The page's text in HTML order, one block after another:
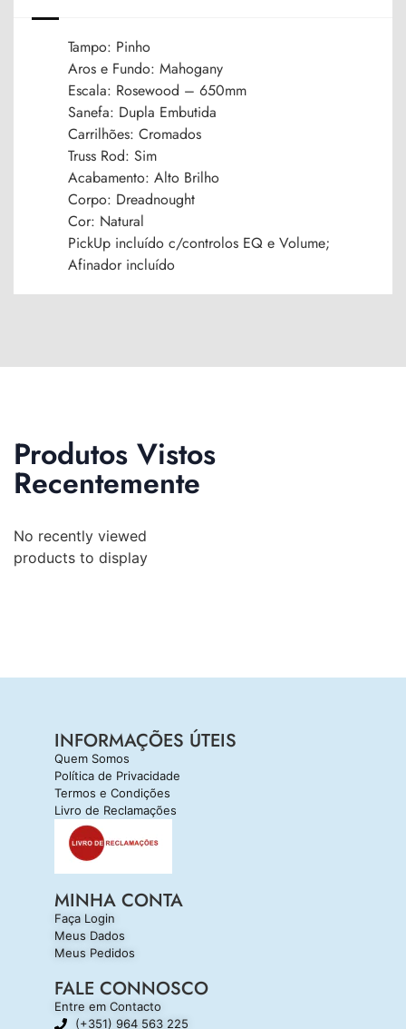
Tampo: Pinho
Aros e Fundo: Mahogany
Escala: Rosewood – 650mm
Sanefa: Dupla Embutida
Carrilhões: Cromados
Truss Rod: Sim
Acabamento: Alto Brilho
Corpo: Dreadnought
Cor: Natural
PickUp incluído c/controlos EQ e Volume;
Afinador incluído
Produtos Vistos
Recentemente
No recently viewed
products to display
INFORMAÇÕES ÚTEIS
Quem Somos
Política de Privacidade
Termos e Condições
Livro de Reclamações
MINHA CONTA
Faça Login
Meus Dados
Meus Pedidos
FALE CONNOSCO
Entre em Contacto
(+351) 964 563 225